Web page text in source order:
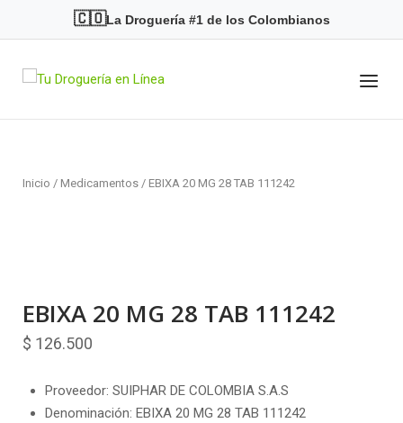
🇨🇴La Droguería #1 de los Colombianos
Home Menu
Inicio / Medicamentos / EBIXA 20 MG 28 TAB 111242
EBIXA 20 MG 28 TAB 111242
$ 126.500
Proveedor: SUIPHAR DE COLOMBIA S.A.S
Denominación: EBIXA 20 MG 28 TAB 111242